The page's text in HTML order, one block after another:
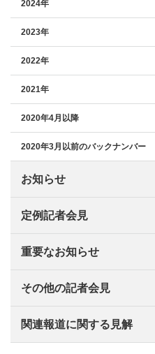
2024年
2023年
2022年
2021年
2020年4月以降
2020年3月以前のバックナンバー
お知らせ
定例記者会見
重要なお知らせ
その他の記者会見
関連報道に関する見解